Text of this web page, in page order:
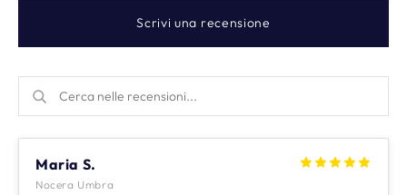
Scrivi una recensione
Maria S.
Nocera Umbra